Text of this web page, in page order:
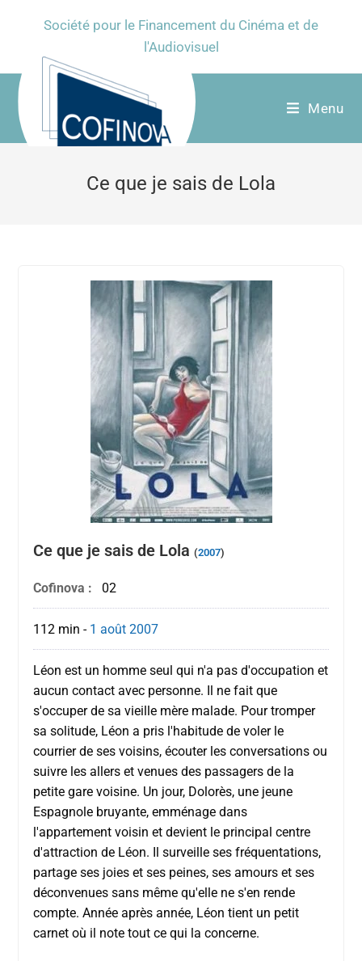
Société pour le Financement du Cinéma et de
l'Audiovisuel
Menu
Ce que je sais de Lola
Ce que je sais de Lola(2007)
Cofinova : 02
112 min - 1 août 2007
Léon est un homme seul qui n'a pas d'occupation et
aucun contact avec personne. Il ne fait que
s'occuper de sa vieille mère malade. Pour tromper
sa solitude, Léon a pris l'habitude de voler le
courrier de ses voisins, écouter les conversations ou
suivre les allers et venues des passagers de la
petite gare voisine. Un jour, Dolorès, une jeune
Espagnole bruyante, emménage dans
l'appartement voisin et devient le principal centre
d'attraction de Léon. Il surveille ses fréquentations,
partage ses joies et ses peines, ses amours et ses
déconvenues sans même qu'elle ne s'en rende
compte. Année après année, Léon tient un petit
carnet où il note tout ce qui la concerne.